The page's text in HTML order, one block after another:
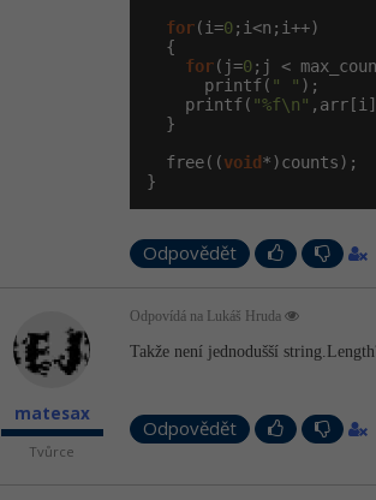
for(i=0;i<n;i++)
  {
for(j=0;j <
      printf(
" " );
    printf(
"%f\n"
  }
  free((
void *)counts);
}
Odpovědět
matesax
Tvůrce
Odpovídá na Lukáš Hruda
Takže není jednodušší
Odpovědět